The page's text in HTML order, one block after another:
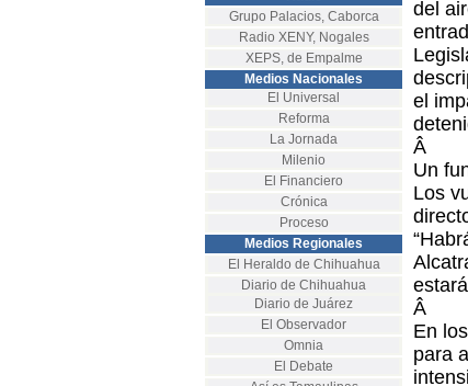
Grupo Palacios, Caborca
Radio XENY, Nogales
XEPS, de Empalme
Medios Nacionales
El Universal
Reforma
La Jornada
Milenio
El Financiero
Crónica
Proceso
Medios Regionales
El Heraldo de Chihuahua
Diario de Chihuahua
Diario de Juárez
El Observador
Omnia
El Debate
del
el
Â
Un
Los
Â
En
para